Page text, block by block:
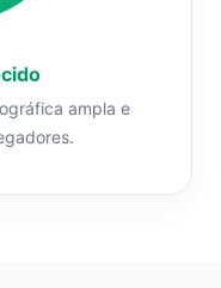
ampla e